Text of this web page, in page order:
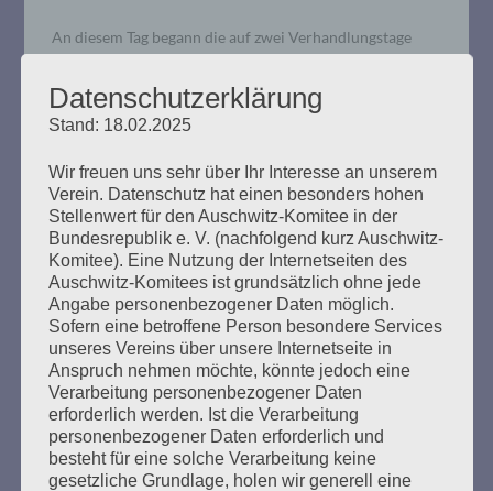
An diesem Tag begann die auf zwei Verhandlungstage
angesetzte Befragung eines Zeugen, nämlich des
Vernehmungsbeamten, der Bruno D. in mehreren
Terminen vernahm und das in einer Atmosphäre eines
„angenehmen Miteinanders“. Die Richterin Meier-Göring
jedoch konnte sich an keine besonders auffälligen
Beobachtungen aus der Vernehmung erinnern. Es…
mehr ...
31. Verhandlungstag, Mittwoch,
20.05.2020
Erstellt am20. Mai 2020
Datenschutzerklärung
Stand: 18.02.2025
Wir freuen uns sehr über Ihr Interesse an unserem
Verein. Datenschutz hat einen besonders hohen
Stellenwert für den Auschwitz-Komitee in der
Bundesrepublik e. V. (nachfolgend kurz Auschwitz-
Komitee). Eine Nutzung der Internetseiten des
Auschwitz-Komitees ist grundsätzlich ohne jede
Angabe personenbezogener Daten möglich.
Sofern eine betroffene Person besondere Services
unseres Vereins über unsere Internetseite in
Anspruch nehmen möchte, könnte jedoch eine
Verarbeitung personenbezogener Daten
erforderlich werden. Ist die Verarbeitung
personenbezogener Daten erforderlich und
besteht für eine solche Verarbeitung keine
gesetzliche Grundlage, holen wir generell eine